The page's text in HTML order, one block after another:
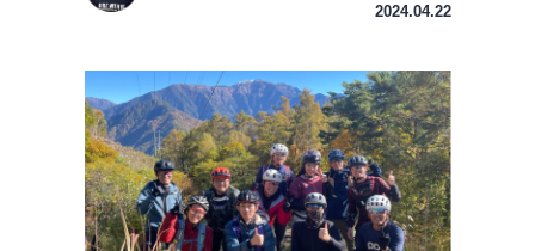
2024.04.22